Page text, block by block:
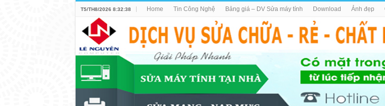
T5/TH8/2026 8:32:38 Home Tin Công Nghệ Bảng giá – DV Sửa máy tính Download Ảnh đẹp